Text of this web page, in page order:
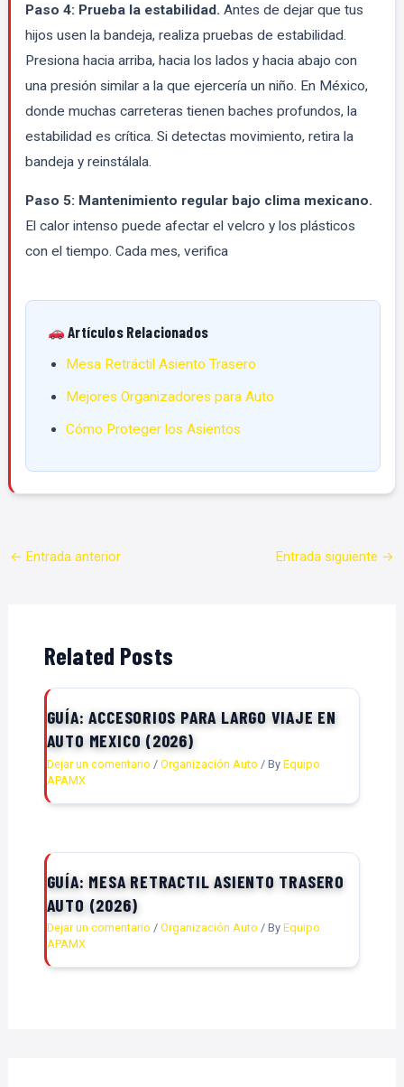
Paso 4: Prueba la estabilidad. Antes de dejar que tus
hijos usen la bandeja, realiza pruebas de estabilidad.
Presiona hacia arriba, hacia los lados y hacia abajo con
una presión similar a la que ejercería un niño. En México,
donde muchas carreteras tienen baches profundos, la
estabilidad es crítica. Si detectas movimiento, retira la
bandeja y reinstálala.
Paso 5: Mantenimiento regular bajo clima mexicano.
El calor intenso puede afectar el velcro y los plásticos
con el tiempo. Cada mes, verifica
Artículos Relacionados
Mesa Retráctil Asiento Trasero
Mejores Organizadores para Auto
Cómo Proteger los Asientos
← Entrada anterior Entrada siguiente →
Related Posts
GUÍA: ACCESORIOS PARA LARGO VIAJE EN
AUTO MEXICO (2026)
Dejar un comentario / Organización Auto / By Equipo
APAMX
GUÍA: MESA RETRACTIL ASIENTO TRASERO
AUTO (2026)
Dejar un comentario / Organización Auto / By Equipo
APAMX